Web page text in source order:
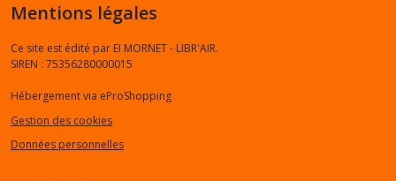
Mentions légales
Ce site est édité par EI MORNET - LIBR'AIR.
SIREN : 75356280000015
Hébergement via eProShopping
Gestion des cookies
Données personnelles